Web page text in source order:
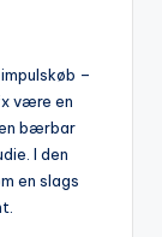
–
være en
bærbar
I den
en slags